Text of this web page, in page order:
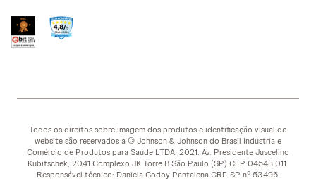
Todos os direitos sobre imagem dos produtos e identificação visual do
website são reservados à © Johnson & Johnson do Brasil Indústria e
Comércio de Produtos para Saúde LTDA.,2021. Av. Presidente Juscelino
Kubitschek, 2041 Complexo JK Torre B São Paulo (SP) CEP 04543 011.
Responsável técnico: Daniela Godoy Pantalena CRF-SP nº 53.496.